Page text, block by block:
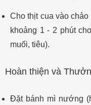
Cho thịt cua vào
khoảng 1 - 2 phút
muối, tiêu).
Hoàn thiện và
Đặt bánh mì nướng